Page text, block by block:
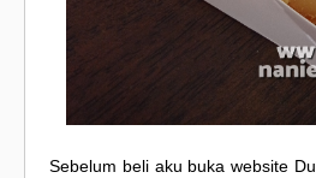
Sebelum beli aku buka website